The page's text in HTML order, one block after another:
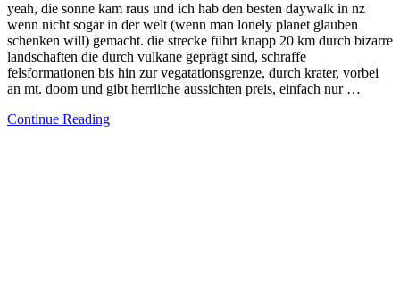
yeah, die sonne kam raus und ich hab den besten daywalk in nz
wenn nicht sogar in der welt (wenn man lonely planet glauben
schenken will) gemacht. die strecke führt knapp 20 km durch bizarre
landschaften die durch vulkane geprägt sind, schraffe
felsformationen bis hin zur vegatationsgrenze, durch krater, vorbei
an mt. doom und gibt herrliche aussichten preis, einfach nur …
Continue Reading